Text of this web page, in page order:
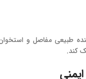
طبیعی مفاصل و
کند.